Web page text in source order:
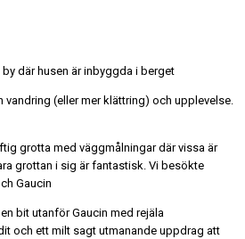
där husen är inbyggda i berget
vandring (eller mer klättring) och upplevelse.
grotta med väggmålningar där vissa är
grottan i sig är fantastisk. Vi besökte
Gaucin
bit utanför Gaucin med rejäla
och ett milt sagt utmanande uppdrag att